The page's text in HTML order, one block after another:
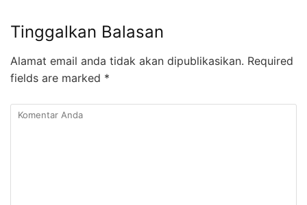
Tinggalkan Balasan
Alamat email anda tidak akan dipublikasikan. Required
fields are marked *